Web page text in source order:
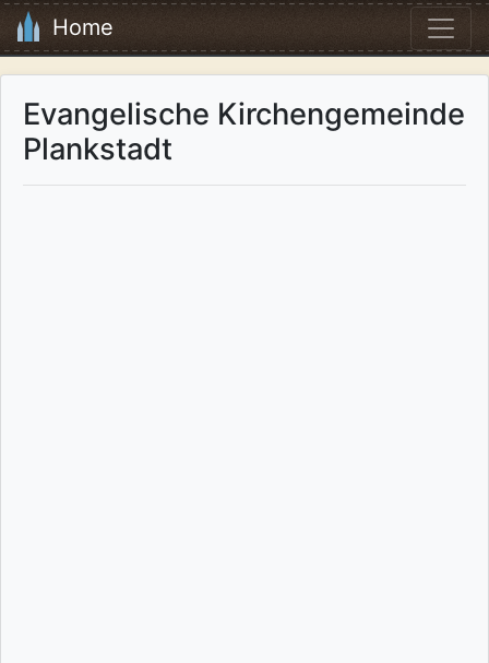
Home
Evangelische Kirchengemeinde
Plankstadt